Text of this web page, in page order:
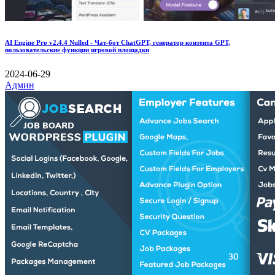
AI Engine Pro v2.4.4 Nulled - Чат-бот ChatGPT, генератор контента GPT,
пользовательские функции игровой площадки
2024-06-29
Админ